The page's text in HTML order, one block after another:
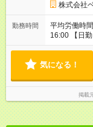
株式会社
勤務時間
平均労働時
16:00 【日
定通り ※シ
り40時間 シ
ホームによ
合せくださ
気になる！
掲載